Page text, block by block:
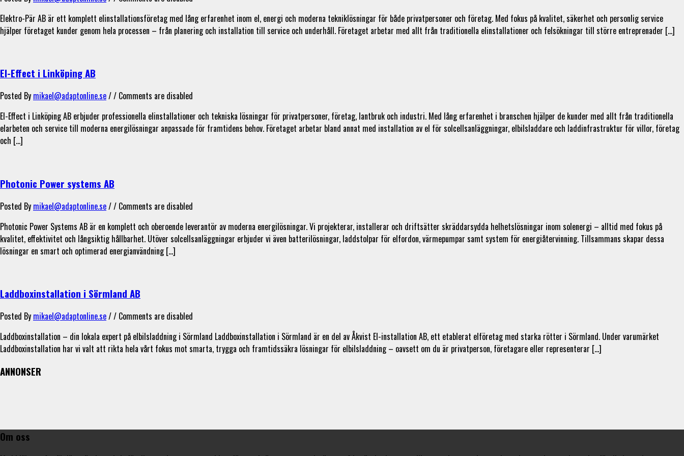
Elektro-Pär AB är ett komplett elinstallationsföretag med lång erfarenhet inom el, energi och moderna tekniklösningar för både privatpersoner och företag. Med fokus på kvalitet, säkerhet och personlig service
hjälper företaget kunder genom hela processen – från planering och installation till service och underhåll. Företaget arbetar med allt från traditionella elinstallationer och felsökningar till större entreprenader […]
El-Effect i Linköping AB
Posted By mikael@adaptonline.se/ / Comments are disabled
El-Effect i Linköping AB erbjuder professionella elinstallationer och tekniska lösningar för privatpersoner, företag, lantbruk och industri. Med lång erfarenhet i branschen hjälper de kunder med allt från traditionella
elarbeten och service till moderna energilösningar anpassade för framtidens behov. Företaget arbetar bland annat med installation av el för solcellsanläggningar, elbilsladdare och laddinfrastruktur för villor, företag
och […]
Photonic Power systems AB
Posted By mikael@adaptonline.se/ / Comments are disabled
Photonic Power Systems AB är en komplett och oberoende leverantör av moderna energilösningar. Vi projekterar, installerar och driftsätter skräddarsydda helhetslösningar inom solenergi – alltid med fokus på
kvalitet, effektivitet och långsiktig hållbarhet. Utöver solcellsanläggningar erbjuder vi även batterilösningar, laddstolpar för elfordon, värmepumpar samt system för energiåtervinning. Tillsammans skapar dessa
lösningar en smart och optimerad energianvändning […]
Laddboxinstallation i Sörmland AB
Posted By mikael@adaptonline.se/ / Comments are disabled
Laddboxinstallation – din lokala expert på elbilsladdning i Sörmland Laddboxinstallation i Sörmland är en del av Åkvist El-installation AB, ett etablerat elföretag med starka rötter i Sörmland. Under varumärket
Laddboxinstallation har vi valt att rikta hela vårt fokus mot smarta, trygga och framtidssäkra lösningar för elbilsladdning – oavsett om du är privatperson, företagare eller representerar […]
ANNONSER
Om oss